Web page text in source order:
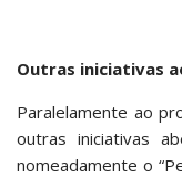
Outras iniciativas
Paralelamente ao
outras iniciativas
nomeadamente o